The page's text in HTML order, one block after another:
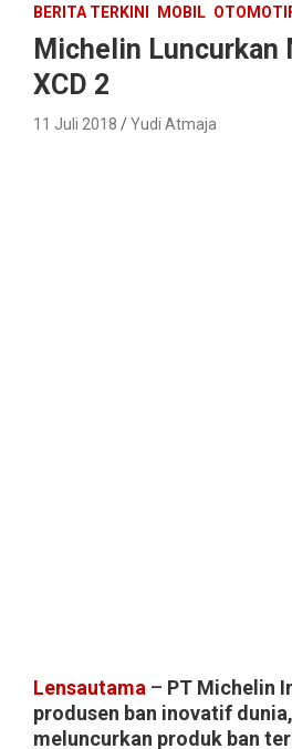
BERITA TERKINI MOBIL
Michelin Luncurkan
XCD 2
11 Juli 2018 Yudi Atmaja
Lensautama – PT Michelin
produsen ban inovatif
meluncurkan produk ban